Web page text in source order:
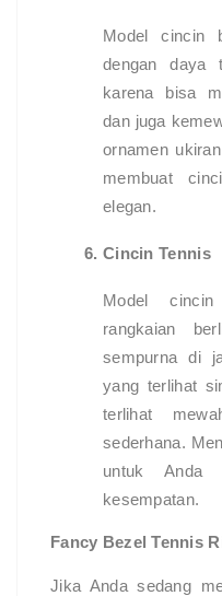
Model cincin
dengan daya
karena bisa
dan juga
ornamen
membuat
elegan.
Cincin Tennis
Model
rangkaian
sempurna di
yang terlihat
terlihat
sederhana.
untuk Anda
kesempatan.
Fancy Bezel Tennis
Jika Anda sedang